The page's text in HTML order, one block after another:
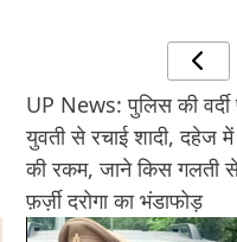
UP News: पुलिस की
युवती से रचाई शादी, दहेज
की रकम, जाने किस गलती
फ़र्ज़ी दरोगा का भंडाफोड़